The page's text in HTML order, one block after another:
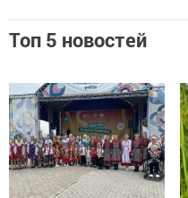
Топ 5 новостей